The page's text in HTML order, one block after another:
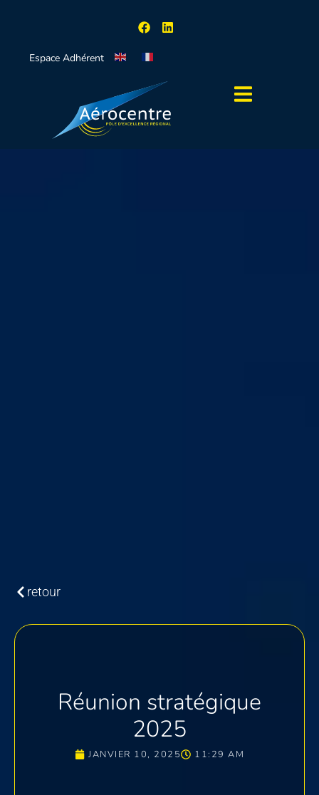
Espace Adhérent
retour
Réunion stratégique
2025
JANVIER 10, 2025 11:29 AM